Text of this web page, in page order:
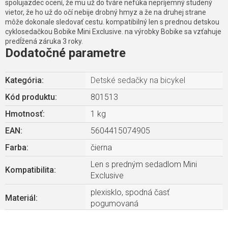
spolujazdec ocení, že mu už do tváre nefúka nepríjemný studený
vietor, že ho už do očí nebije drobný hmyz a že na druhej strane
môže dokonale sledovať cestu. kompatibilný len s prednou detskou
cyklosedačkou Bobike Mini Exclusive. na výrobky Bobike sa vzťahuje
predĺžená záruka 3 roky.
Dodatočné parametre
Kategória:
Detské sedačky na bicykel
Kód produktu:
801513
Hmotnosť:
1 kg
EAN :
5604415074905
Farba: čierna
Kompatibilita:
Len s predným sedadlom Mini
Exclusive
Materiál :
plexisklo, spodná časť
pogumovaná